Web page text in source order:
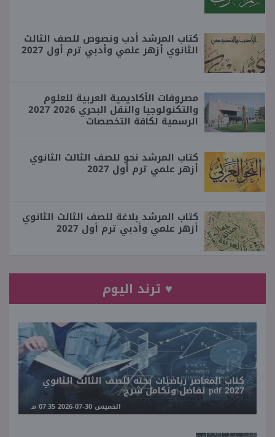
كتاب المرشد أدب ونصوص للصف الثالث
الثانوي أزهر علمي وأدبي ترم أول 2027
مصروفات الأكاديمية العربية للعلوم
والتكنولوجيا والنقل البحري 2026 2027
الرسمية لكافة التخصصات
كتاب المرشد نحو للصف الثالث الثانوي
أزهر علمي ترم أول 2027
كتاب المرشد بلاغة للصف الثالث الثانوي
أزهر علمي وأدبي ترم أول 2027
♥ ترند اليوم
كتاب المعاصر رياضيات بحته للصف الثالث الثانوي
2027 pdf تفاضل وتكامل شرح
الخميس 30-07-2026 07:35 مـ